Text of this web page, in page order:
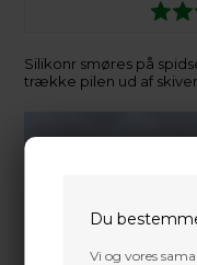
Du
Vi og vores
Silikonr smøres på
trække pilen ud af